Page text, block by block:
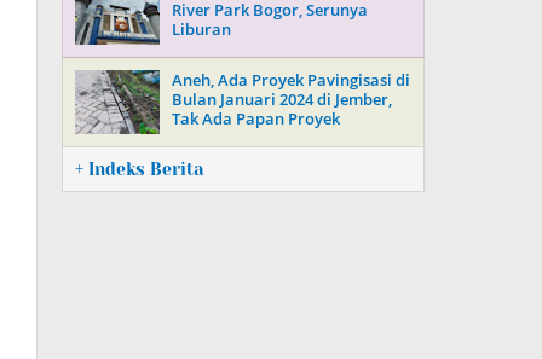
River Park Bogor, Serunya
Liburan
Aneh, Ada Proyek Pavingisasi di
Bulan Januari 2024 di Jember,
Tak Ada Papan Proyek
+ Indeks Berita